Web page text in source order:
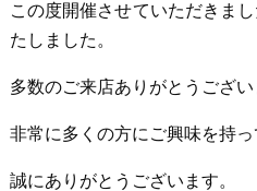
この度開催させていただきま
たしました。
多数のご来店ありがとうござい
非常に多くの方にご興味を持
誠にありがとうございます。